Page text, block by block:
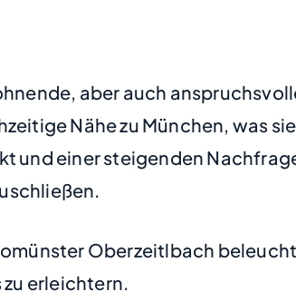
aber auch
Nähe zu München, was
und einer steigenden
Oberzeitlbach
erleichtern.